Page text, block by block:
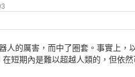
人的厲害，而中了圈套。事實上，
短期內是難以超越人類的，但依